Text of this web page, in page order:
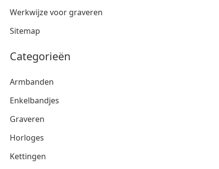
Werkwijze voor graveren
Sitemap
Categorieën
Armbanden
Enkelbandjes
Graveren
Horloges
Kettingen